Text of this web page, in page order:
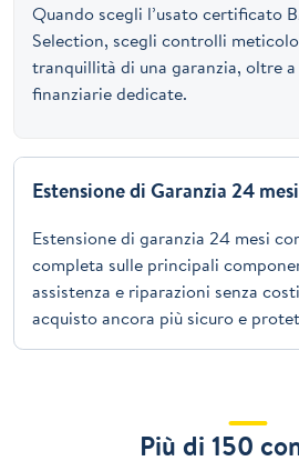
Quando scegli l’usato certificato
Selection, scegli controlli
tranquillità di una garanzia, oltre
finanziarie dedicate.
Estensione di Garanzia 24 mesi
Estensione di garanzia 24 mesi
completa sulle principali
assistenza e riparazioni senza
acquisto ancora più sicuro e
Più di 150